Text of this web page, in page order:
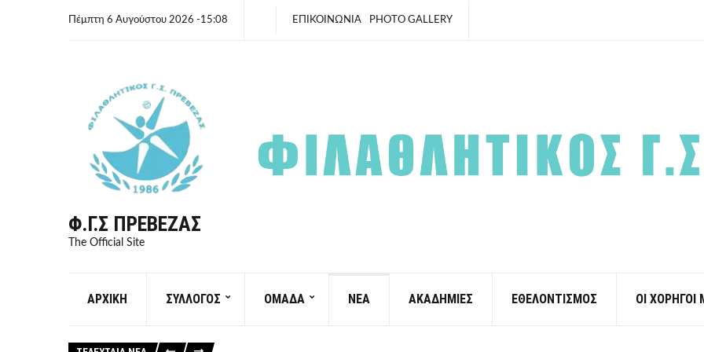
Πέμπτη 6 Αυγούστου 2026 -15:08 ΕΠΙΚΟΙΝΩΝΙΑ PHOTO GALLERY
Φ.Γ.Σ ΠΡΈΒΕΖΑΣ
The Official Site
ΑΡΧΙΚΗ ΣΥΛΛΟΓΟΣ ΟΜΑΔΑ ΝΕΑ ΑΚΑΔΗΜΙΕΣ ΕΘΕΛΟΝΤΙΣΜΟΣ ΟΙ ΧΟΡΗΓΟΙ